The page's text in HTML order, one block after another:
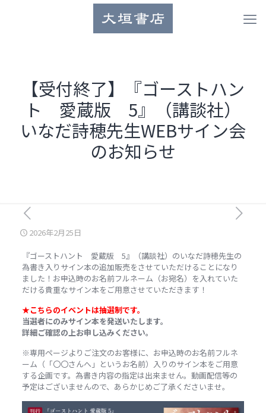
【受付終了】『ゴーストハン
ト 愛蔵版 5』（講談社）
いなだ詩穂先生WEBサイン会
のお知らせ
2026年2月25日
『ゴーストハント 愛蔵版 5』（講談社）のいなだ詩穂先生の
為書き入りサイン本の追加販売をさせていただけることになり
ました！お申込時のお名前フルネーム（お宛名）を入れていた
だける貴重なサイン本をご用意させていただきます！
★こちらのイベントは抽選制です。
当選者にのみサイン本を発送いたします。
詳細ご確認の上お申し込みください。
※専用ページよりご注文のお客様に、お申込時のお名前フルネ
ーム（「〇〇さんへ」というお名前）入りのサイン本をご用意
する企画です。為書き内容の指定は出来ません。動画配信等の
予定はございませんので、あらかじめご了承くださいませ。